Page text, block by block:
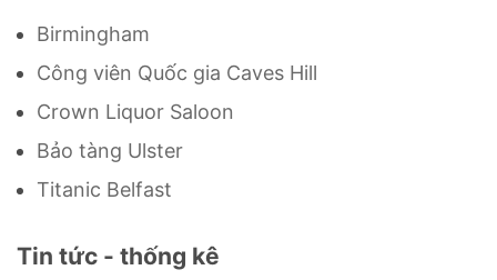
Birmingham
Công viên Quốc gia Caves Hill
Crown Liquor Saloon
Bảo tàng Ulster
Titanic Belfast
Tin tức - thống kê